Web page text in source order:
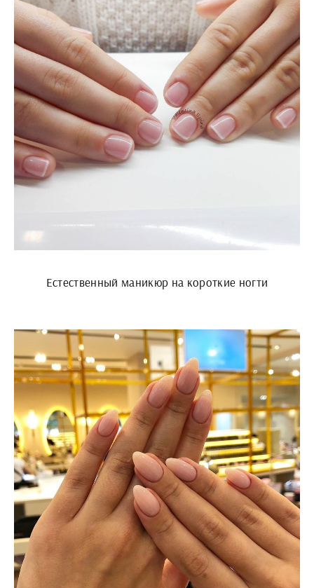
Естественный маникюр на короткие ногти